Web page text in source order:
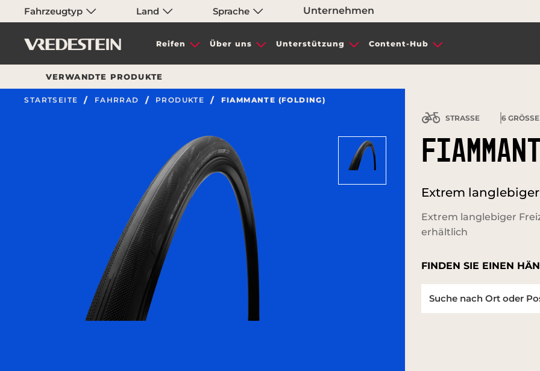
Fahrzeugtyp Land Sprache Unternehmen
Reifen Über uns Unterstützung Content-Hub
VERWANDTE PRODUKTE
STARTSEITE FAHRRAD PRODUKTE FIAMMANTE (FOLDING)
STRASSE 6
Extrem
Extrem langlebiger
erhältlich
FINDEN SIE EINEN